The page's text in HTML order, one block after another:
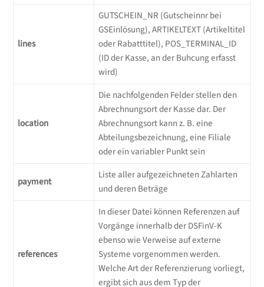
lines
GUTSCHEIN_NR (Gutscheinnr bei
GSEinlösung), ARTIKELTEXT (Artikeltitel
oder Rabatttitel), POS_TERMINAL_ID
(ID der Kasse, an der Buhcung erfasst
wird)
location
Die nachfolgenden Felder stellen den
Abrechnungsort der Kasse dar. Der
Abrechnungsort kann z. B. eine
Abteilungsbezeichnung, eine Filiale
oder ein variabler Punkt sein
payment
Liste aller aufgezeichneten Zahlarten
und deren Beträge
references
In dieser Datei können Referenzen auf
Vorgänge innerhalb der DSFinV-K
ebenso wie Verweise auf externe
Systeme vorgenommen werden.
Welche Art der Referenzierung vorliegt,
ergibt sich aus dem Typ der